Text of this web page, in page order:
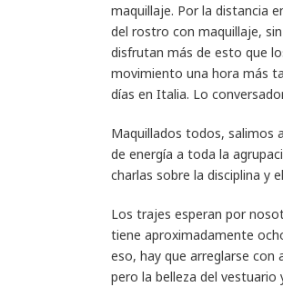
maquillaje. Por la distancia
del rostro con maquillaje,
disfrutan más de esto que
movimiento una hora más
días en Italia. Lo
Maquillados todos, salimos
de energía a toda la
charlas sobre la disciplina y
Los trajes esperan por
tiene aproximadamente
eso, hay que arreglarse con
pero la belleza del